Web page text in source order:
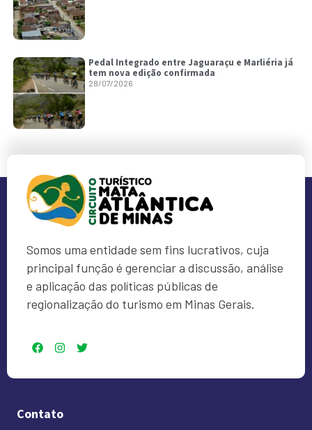
Pedal Integrado entre Jaguaraçu e Marliéria já
tem nova edição confirmada
28/07/2026
Somos uma entidade sem fins lucrativos, cuja
principal função é gerenciar a discussão, análise
e aplicação das políticas públicas de
regionalização do turismo em Minas Gerais.
Contato